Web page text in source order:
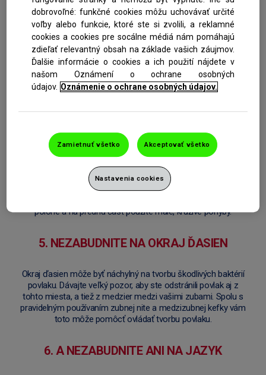
3. BUĎTE JEMNÍ
Čo sa týka čistenia zubov, nie je pravidlo, že silnejšie je lepšie.
V skutočnosti, príliš silné alebo časté čistenie alebo používanie
opotrebovanej zubnej kefky môže poškodiť zubnú sklovinu.
Preto buďte pri čistení zubov opatrní. Takisto sa odporúča
4. SPOZNAJTE SVOJE UHLY
Používajte kruhový pohyb a umiestnite svoju kefku smerom k
ďasnám pod 45 stupňovým uhlom. Toto pomáha vyčistiť okraj
ďasien (miesto, kde sa ďasná stretávajú so zubom). Pre
polohe a na prednú časť použite malé, krúživé pohyby.
5. NEZABUDNITE NA OKRAJ ĎASIEN
Okraj ďasien môže byť náchylný na tvorbu škodlivých baktérií
povlaku. Dávajte veľký pozor, aby ste odstránili povlak aj z
tohto miesta, a tiež z medzier medzi vašimi zubami. Spolu s
pravidelným používaním zubnej nite a medzizubnej kefky vám
toto môže pomôcť ovládať tvorbu povlaku.
6. A NEZABUDNITE ANI NA JAZYK
dobrovoľné: funkčné cookies môžu uchovávať určité
voľby alebo funkcie, ktoré ste si zvolili, a reklamné
cookies a cookies pre socálne médiá nám pomáhajú
zdieľať relevantný obsah na základe vašich záujmov.
Ďalšie informácie o cookies a ich použití nájdete v
našom Oznámení o ochrane osobných
údajov. Oznámenie o ochrane osobných údajov.
Zamietnuť všetko Akceptovať všetko
Nastavenia cookies